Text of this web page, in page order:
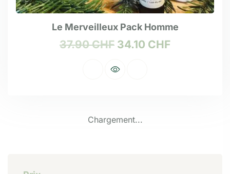
Le Merveilleux Pack Homme
37.90CHF 34.10 CHF
Chargement...